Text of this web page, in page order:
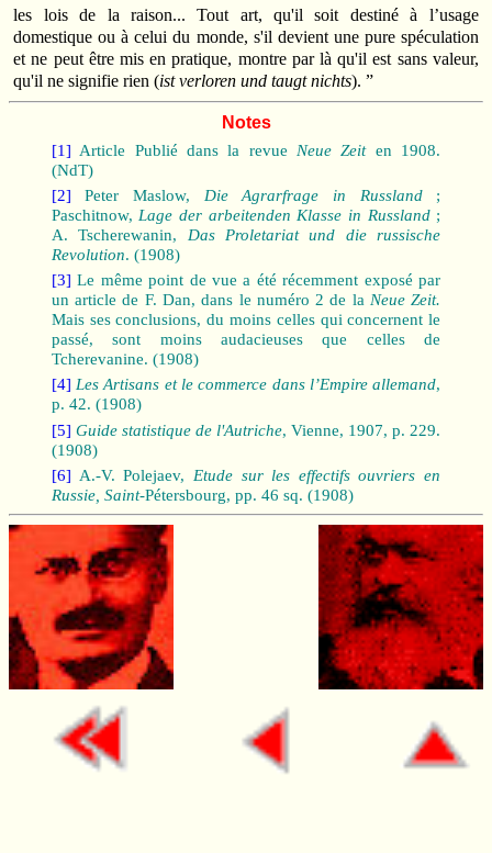
les lois de la raison... Tout art, qu'il soit destiné à l’usage
domestique ou à celui du monde, s'il devient une pure spéculation
et ne peut être mis en pratique, montre par là qu'il est sans valeur,
qu'il ne signifie rien (ist verloren und taugt nichts). ”
Notes
[1] Article Publié dans la revue Neue Zeiten 1908.
(NdT)
[2] Peter Maslow, Die Agrarfrage in Russland;
Paschitnow, Lage der arbeitenden Klasse in Russland;
A. Tscherewanin, Das Proletariat und die russische
Revolution. (1908)
[3] Le même point de vue a été récemment exposé par
un article de F. Dan, dans le numéro 2 de la Neue Zeit.
Mais ses conclusions, du moins celles qui concernent le
passé, sont moins audacieuses que celles de
Tcherevanine. (1908)
[4] Les Artisans et le commerce dans l’Empire allemand,
p. 42. (1908)
[5] Guide statistique de l'Autriche, Vienne, 1907, p. 229.
(1908)
[6] A.‑V. Polejaev, Etude sur les effectifs ouvriers en
Russie, Saint-Pétersbourg, pp. 46 sq. (1908)